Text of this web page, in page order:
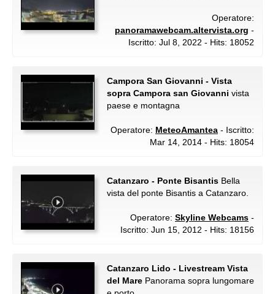
Operatore:
panoramawebcam.altervista.org -
Iscritto: Jul 8, 2022 - Hits: 18052
Campora San Giovanni - Vista
sopra Campora san Giovanni vista
paese e montagna
Operatore: MeteoAmantea - Iscritto:
Mar 14, 2014 - Hits: 18054
Catanzaro - Ponte Bisantis Bella
vista del ponte Bisantis a Catanzaro.
Operatore: Skyline Webcams -
Iscritto: Jun 15, 2012 - Hits: 18156
Catanzaro Lido - Livestream Vista
del Mare Panorama sopra lungomare